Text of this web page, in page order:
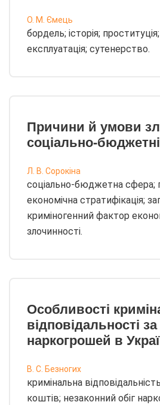
О. М. Ємець
бордель; історія;
експлуатація; сутенерство.
Причини й умови
соціально-
Л. В. Сорокіна
соціально-бюджетна сфера;
економічна стратифікація;
криміногенний фактор
злочинності.
Особливості
відповідальності
наркогрошей в
В. С. Безногих
кримінальна
коштів; незаконний обіг